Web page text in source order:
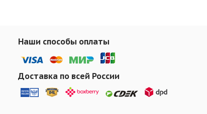
Наши способы оплаты
Доставка по всей России